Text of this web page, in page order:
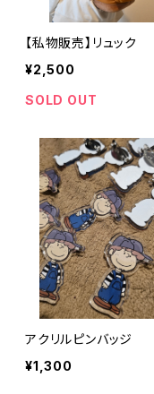
【私物販売】リュック
¥2,500
SOLD OUT
アクリルピンバッジ
¥1,300